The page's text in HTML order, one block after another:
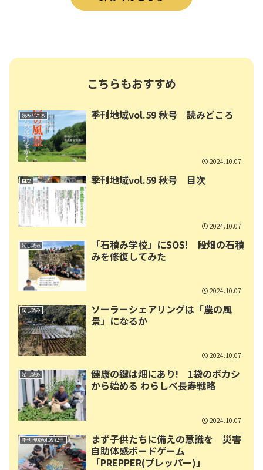
こちらもおすすめ
読みどころ 季刊地域vol.59 秋号 読みどころ
2024.10.07
目次 季刊地域vol.59 秋号 目次
2024.10.07
試し読み
「石積み学校」にSOS! 段畑の石積
みを修復してみた
2024.10.07
試し読み
ソーラーシェアリングは「農の風
景」になるか
2024.10.07
試し読み
健康の鍵は畑にあり! 1袋のボカシ
から始める わらしべ長寿戦略
2024.10.07
季刊地域Vol.59 (2024秋号)
まず子供たちに備えの意識を 災害
自助体感ボードゲーム
「PREPPER(プレッパー)」